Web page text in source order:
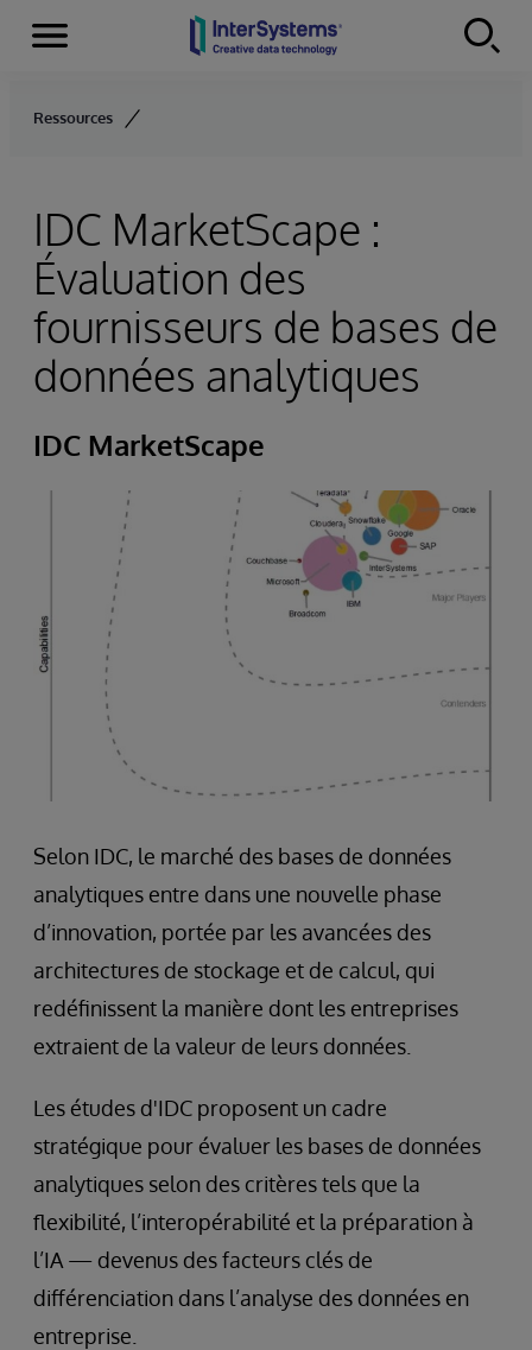
Skip to content
Menu
Ressources
IDC MarketScape :
Évaluation des
fournisseurs de bases de
données analytiques
IDC MarketScape
Selon IDC, le marché des bases de données
analytiques entre dans une nouvelle phase
d’innovation, portée par les avancées des
architectures de stockage et de calcul, qui
redéfinissent la manière dont les entreprises
extraient de la valeur de leurs données.
Les études d'IDC proposent un cadre
stratégique pour évaluer les bases de données
analytiques selon des critères tels que la
flexibilité, l’interopérabilité et la préparation à
l’IA — devenus des facteurs clés de
différenciation dans l’analyse des données en
entreprise.